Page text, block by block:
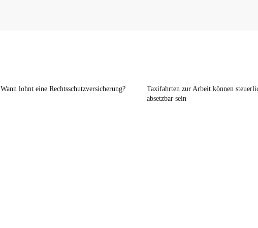
Wann lohnt eine Rechtsschutzversicherung?
Taxifahrten zur Arbeit können
absetzbar sein